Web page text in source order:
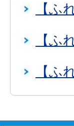
【
【ふ
【ふ